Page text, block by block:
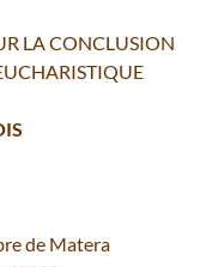
LA CONCLUSION
de Matera